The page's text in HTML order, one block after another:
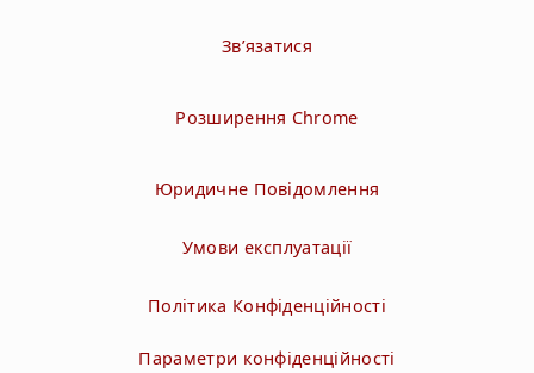
Зв’язатися
Розширення Chrome
Юридичне Повідомлення
Умови експлуатації
Політика Конфіденційності
Параметри конфіденційності